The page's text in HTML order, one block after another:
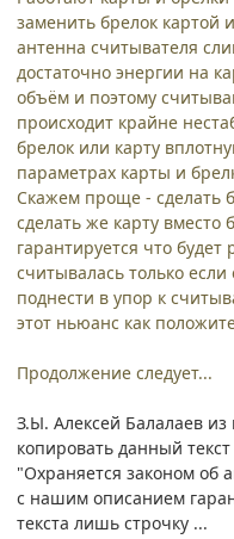
заменить брелок картой
антенна считывателя
достаточно энергии на
объём и поэтому
происходит крайне
брелок или карту
параметрах карты и
Скажем проще - сделать
сделать же карту
гарантируется что
считывалась только
поднести в упор к
этот ньюанс как
Продолжение следует...
З.Ы. Алексей Балалаев из
копировать данный
"Охраняется законом об
с нашим описанием
текста лишь строчку ...